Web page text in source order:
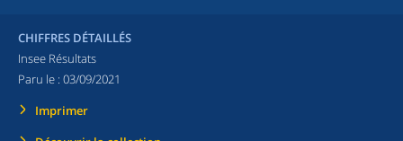
CHIFFRES DÉTAILLÉS
Insee Résultats
Paru le : 03/09/2021
Imprimer